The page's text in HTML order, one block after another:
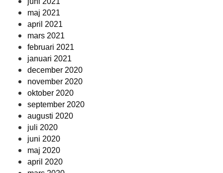
maj 2021
april 2021
mars 2021
februari 2021
januari 2021
december 2020
november 2020
oktober 2020
september 2020
augusti 2020
juli 2020
juni 2020
maj 2020
april 2020